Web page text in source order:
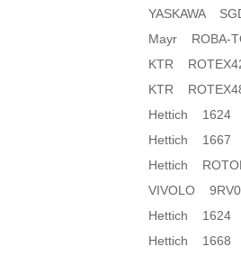
YASKAWA
Mayr ROBA-
KTR
KTR
Hettich 1624
Hettich 1667
Hettich
VIVOLO
Hettich 1624
Hettich 1668